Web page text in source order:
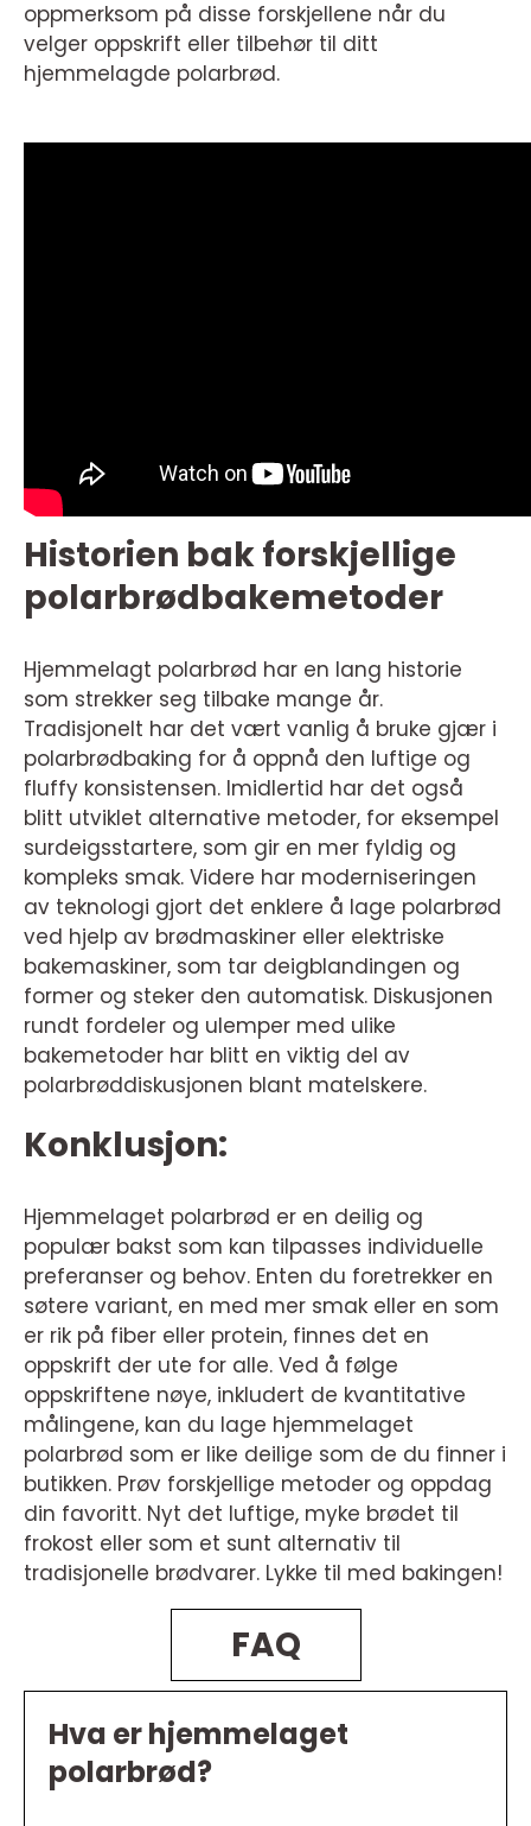
oppmerksom på disse forskjellene når du
velger oppskrift eller tilbehør til ditt
hjemmelagde polarbrød.
Historien bak forskjellige
polarbrødbakemetoder
Hjemmelagt polarbrød har en lang historie
som strekker seg tilbake mange år.
Tradisjonelt har det vært vanlig å bruke gjær i
polarbrødbaking for å oppnå den luftige og
fluffy konsistensen. Imidlertid har det også
blitt utviklet alternative metoder, for eksempel
surdeigsstartere, som gir en mer fyldig og
kompleks smak. Videre har moderniseringen
av teknologi gjort det enklere å lage polarbrød
ved hjelp av brødmaskiner eller elektriske
bakemaskiner, som tar deigblandingen og
former og steker den automatisk. Diskusjonen
rundt fordeler og ulemper med ulike
bakemetoder har blitt en viktig del av
polarbrøddiskusjonen blant matelskere.
Konklusjon:
Hjemmelaget polarbrød er en deilig og
populær bakst som kan tilpasses individuelle
preferanser og behov. Enten du foretrekker en
søtere variant, en med mer smak eller en som
er rik på fiber eller protein, finnes det en
oppskrift der ute for alle. Ved å følge
oppskriftene nøye, inkludert de kvantitative
målingene, kan du lage hjemmelaget
polarbrød som er like deilige som de du finner i
butikken. Prøv forskjellige metoder og oppdag
din favoritt. Nyt det luftige, myke brødet til
frokost eller som et sunt alternativ til
tradisjonelle brødvarer. Lykke til med bakingen!
FAQ
Hva er hjemmelaget
polarbrød?